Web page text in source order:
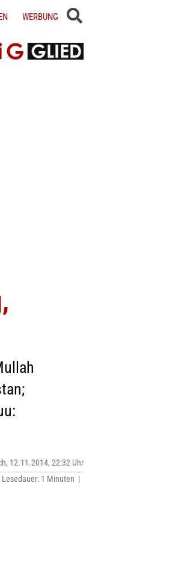
WERBUNG
12.11.2014, 22:32 Uhr
Lesedauer: 1 Minuten |